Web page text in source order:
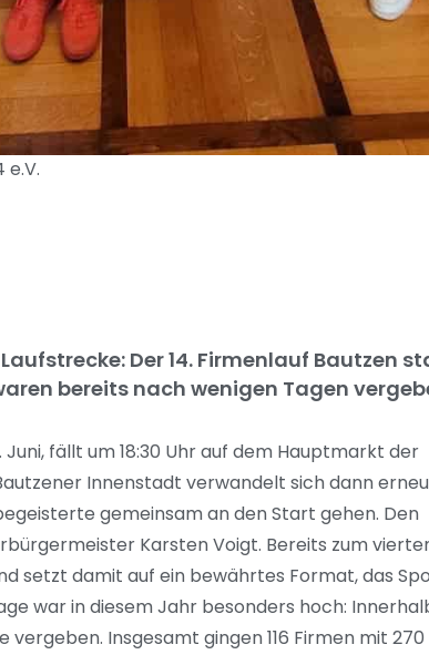
e.V.
Der 14. Firmenlauf Bautzen
bereits nach wenigen Tagen
fällt um 18:30 Uhr auf dem Hauptmarkt der
Innenstadt verwandelt sich dann
gemeinsam an den Start gehen. Den
Karsten Voigt. Bereits zum
setzt damit auf ein bewährtes Format, das
war in diesem Jahr besonders hoch:
Insgesamt gingen 116 Firmen mit